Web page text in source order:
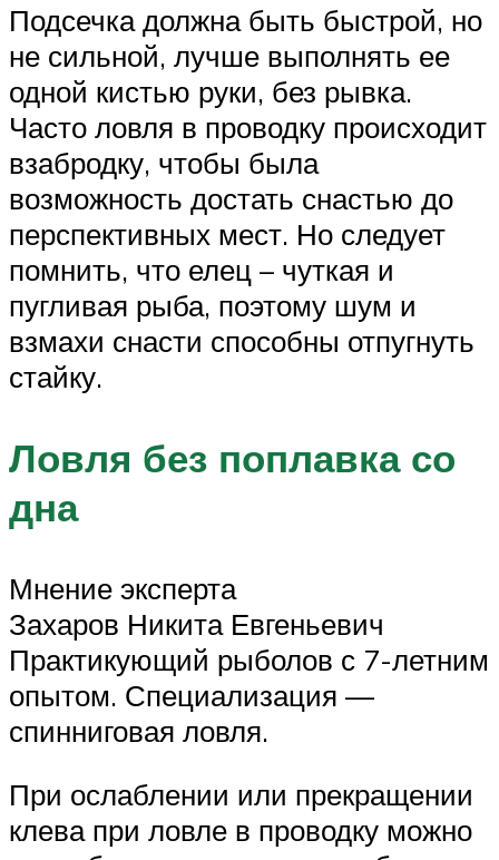
Подсечка должна быть быстрой, но
не сильной, лучше выполнять ее
одной кистью руки, без рывка.
Часто ловля в проводку происходит
взабродку, чтобы была
возможность достать снастью до
перспективных мест. Но следует
помнить, что елец – чуткая и
пугливая рыба, поэтому шум и
взмахи снасти способны отпугнуть
стайку.
Ловля без поплавка со
дна
Мнение эксперта
Захаров Никита Евгеньевич
Практикующий рыболов с 7-летним
опытом. Специализация —
спинниговая ловля.
При ослаблении или прекращении
клева при ловле в проводку можно